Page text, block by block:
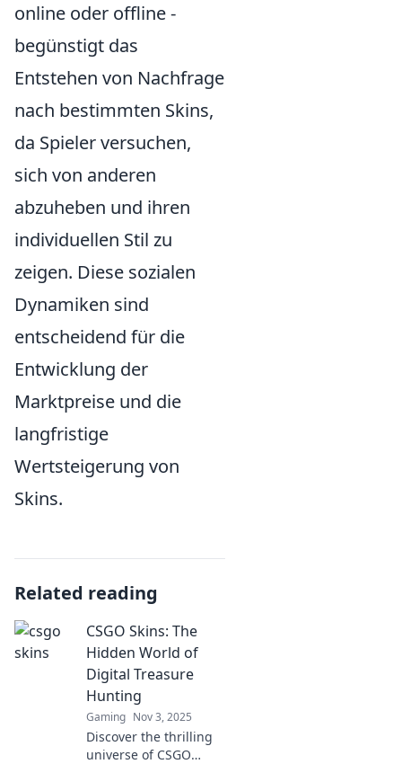
online oder offline -
begünstigt das
Entstehen von Nachfrage
nach bestimmten Skins,
da Spieler versuchen,
sich von anderen
abzuheben und ihren
individuellen Stil zu
zeigen. Diese sozialen
Dynamiken sind
entscheidend für die
Entwicklung der
Marktpreise und die
langfristige
Wertsteigerung von
Skins.
Related reading
CSGO Skins: The
Hidden World of
Digital Treasure
Hunting
Gaming Nov 3, 2025
Discover the thrilling
universe of CSGO